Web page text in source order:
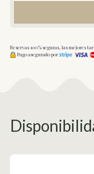
Reservas 100% seguras, las mejores
Pago asegurado por